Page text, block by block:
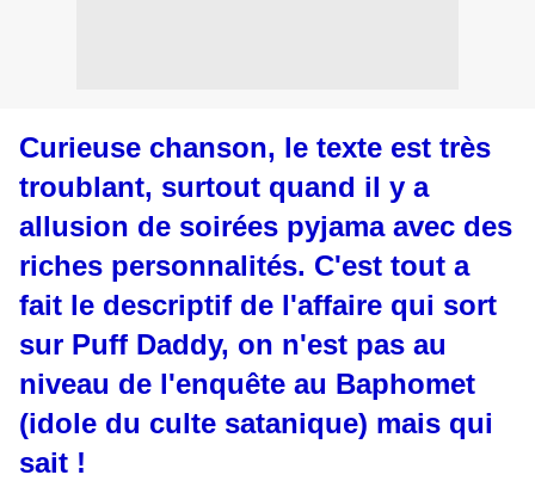
Curieuse chanson, le texte est très
troublant, surtout quand il y a
allusion de soirées pyjama avec des
riches personnalités. C'est tout a
fait le descriptif de l'affaire qui sort
sur Puff Daddy, on n'est pas au
niveau de l'enquête au Baphomet
(idole du culte satanique) mais qui
sait !